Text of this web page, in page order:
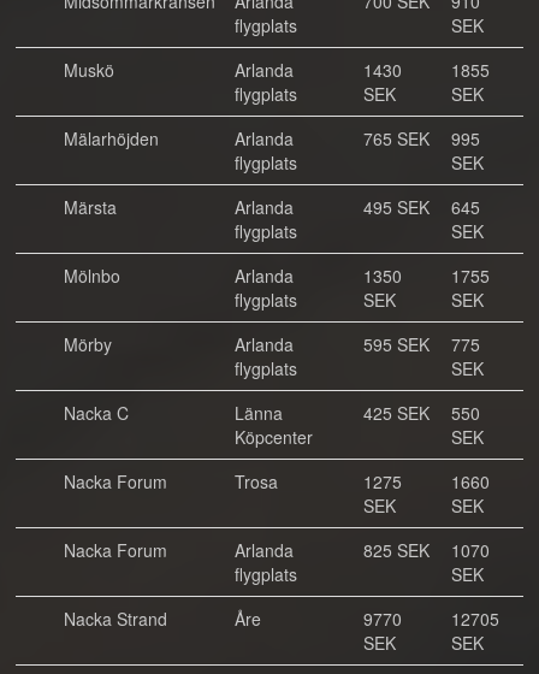
flygplats
SEK
Muskö
Arlanda
flygplats
1430
SEK
1855
SEK
Mälarhöjden
Arlanda
flygplats
765 SEK
995
SEK
Märsta
Arlanda
flygplats
495 SEK
645
SEK
Mölnbo
Arlanda
flygplats
1350
SEK
1755
SEK
Mörby
Arlanda
flygplats
595 SEK
775
SEK
Nacka C
Länna
Köpcenter
425 SEK
550
SEK
Nacka Forum
Trosa
1275
SEK
1660
SEK
Nacka Forum
Arlanda
flygplats
825 SEK
1070
SEK
Nacka Strand
Åre
9770
SEK
12705
SEK